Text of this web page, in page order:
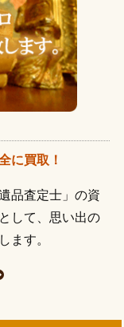
に買取！
品査定士」の資
して、思い出の
ます。